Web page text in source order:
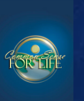
REGARDER